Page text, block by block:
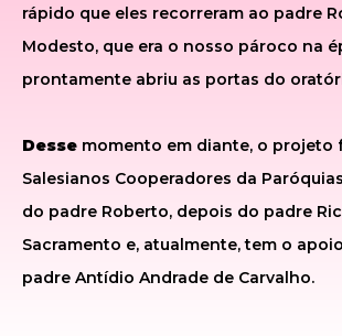
rápido que eles recorreram ao padre
Modesto, que era o nosso pároco na
prontamente abriu as portas do
Desse momento em diante, o projeto
Salesianos Cooperadores da
do padre Roberto, depois do padre
Sacramento e, atualmente, tem o
padre Antídio Andrade de Carvalho.